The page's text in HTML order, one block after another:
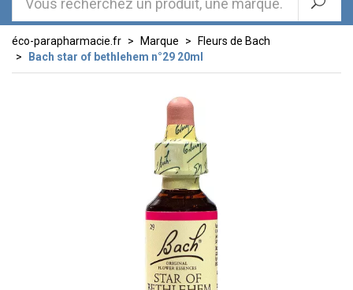
éco-parapharmacie.fr Marque
Fleurs de Bach
Bach star of bethlehem n°29 20ml